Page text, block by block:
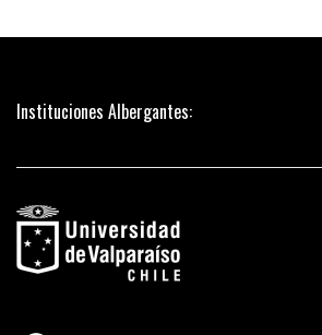
Instituciones Albergantes: